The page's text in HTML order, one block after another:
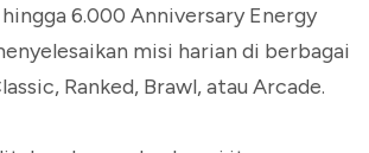
6.000 Anniversary Energy
misi harian di berbagai
Ranked, Brawl, atau Arcade.